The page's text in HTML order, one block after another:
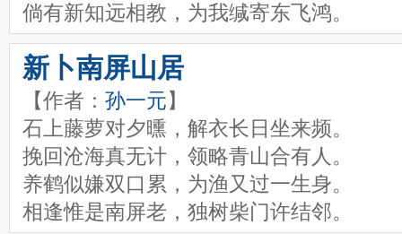
倘有新知远相教，为我缄寄东飞鸿。
新卜南屏山居
【作者： 孙一元 】
石上藤萝对夕曛，解衣长日坐来频。
挽回沧海真无计，领略青山合有人。
养鹤似嫌双口累，为渔又过一生身。
相逢惟是南屏老，独树柴门许结邻。